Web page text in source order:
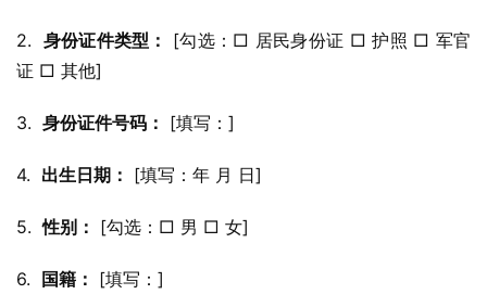
2. 身份证件类型：
[勾选：□ 居民身份证 □ 护照 □ 军官
证 □ 其他]
3. 身份证件号码： [填写：]
4. 出生日期： [填写：年 月 日]
5. 性别： [勾选：□ 男 □ 女]
6. 国籍： [填写：]